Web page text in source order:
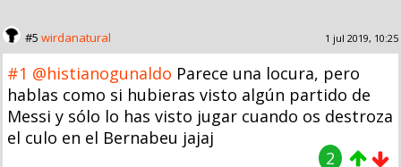
#5 wirdanatural 1 jul 2019, 10:25
#1 @histianogunaldo Parece una locura, pero
hablas como si hubieras visto algún partido de
Messi y sólo lo has visto jugar cuando os destroza
el culo en el Bernabeu jajaj
2